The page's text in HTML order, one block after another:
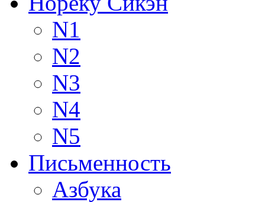
N1
N2
N3
N4
N5
Письменность
Азбука